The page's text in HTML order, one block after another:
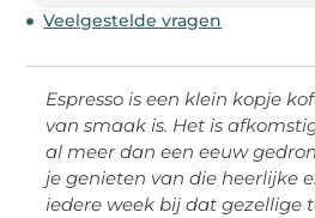
Veelgestelde vragen
Espresso is een klein kopje
van smaak is. Het is
al meer dan een eeuw
je genieten van die heerlijke
iedere week bij dat gezellige